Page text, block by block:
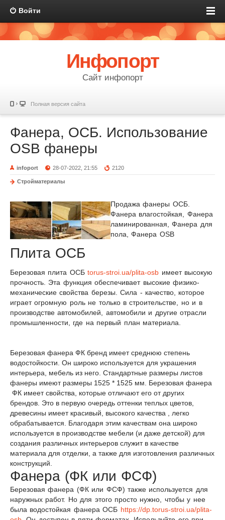
Войти
Инфопорт
Сайт инфопорт
Полная версия сайта
Фанера, ОСБ. Использование
OSB фанеры
infoport 28-07-2022, 21:55 2120
Стройматериалы
Продажа фанеры ОСБ.
Фанера влагостойкая, Фанера
ламинированная, Фанера для
пола, Фанера OSB
Плита ОСБ
Березовая плита ОСБtorus-stroi.ua/plita-osb имеет высокую
прочность. Эта функция обеспечивает высокие физико-
механические свойства березы. Сила - качество, которое
играет огромную роль не только в строительстве, но и в
производстве автомобилей, автомобили и другие отрасли
промышленности, где на первый план материала.
Березовая фанера ФК бренд имеет среднюю степень
водостойкости. Он широко используется для украшения
интерьера, мебель из него. Стандартные размеры листов
фанеры имеют размеры 1525 * 1525 мм. Березовая фанера
ФК имеет свойства, которые отличают его от других
брендов. Это в первую очередь оттенки теплых цветов,
древесины имеет красивый, высокого качества , легко
обрабатывается. Благодаря этим качествам она широко
используется в производстве мебели (и даже детской) для
создания различных интерьеров служит в качестве
материала для отделки, а также для изготовления различных
конструкций.
Фанера (ФК или ФСФ)
Березовая фанера (ФК или ФСФ) также используется для
наружных работ. Но для этого просто нужно, чтобы у нее
была водостойкая фанера ОСБ https://dp.torus-stroi.ua/plita-